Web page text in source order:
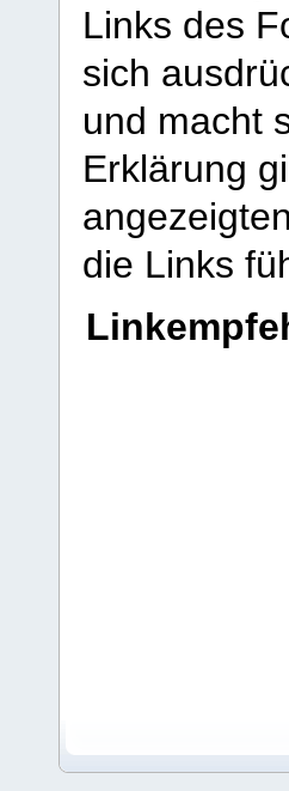
Links des
sich
und macht
Erklärung
die Links